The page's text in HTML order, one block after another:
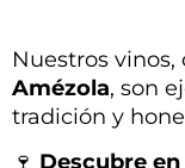
Nuestros vinos,
Amézola, son
tradición y
🍷 Descubre